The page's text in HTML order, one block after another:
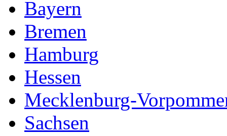
Bayern
Bremen
Hamburg
Hessen
Mecklenburg-
Sachsen